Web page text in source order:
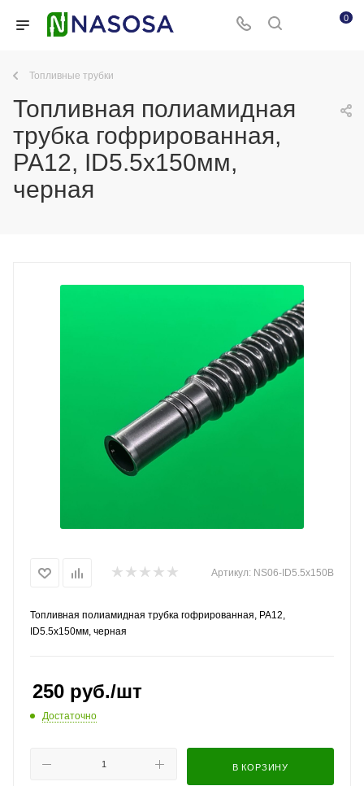
0
Топливные трубки
Топливная полиамидная
трубка гофрированная,
PA12, ID5.5x150мм,
черная
Артикул: NS06-ID5.5x150B
Топливная полиамидная трубка гофрированная, PA12,
ID5.5x150мм, черная
250 руб./шт
Достаточно
В КОРЗИНУ